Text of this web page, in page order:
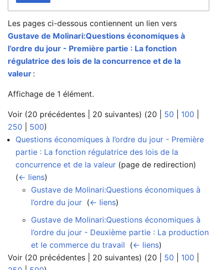
Les pages ci-dessous contiennent un lien vers
Gustave de Molinari:Questions économiques à
l’ordre du jour - Première partie : La fonction
régulatrice des lois de la concurrence et de la
valeur :
Affichage de 1 élément.
Voir (20 précédentes 20 suivantes) (20 50 100
250
500)
Questions économiques à l’ordre du jour - Première
partie : La fonction régulatrice des lois de la
concurrence et de la valeur (page de redirection) ‎
(← liens)
Gustave de Molinari:Questions économiques à
l’ordre du jour (← liens)
Gustave de Molinari:Questions économiques à
l’ordre du jour - Deuxième partie : La production
et le commerce du travail (← liens)
Voir (20 précédentes 20 suivantes) (20 50 100